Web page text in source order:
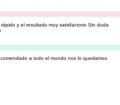
y el resultado muy satisfactorio Sin duda
a todo el mundo nos lo quedamos